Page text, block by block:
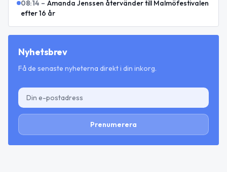
08:14 – Amanda Jenssen återvänder till Malmöfestivalen
efter 16 år
Nyhetsbrev
Få de senaste nyheterna direkt i din inkorg.
Prenumerera